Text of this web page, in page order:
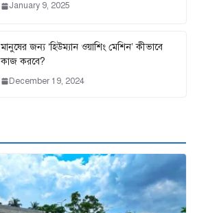
January 9, 2025
মানুষের জন্য ‘হিউম্যান ওয়াশিং মেশিন’ কীভাবে
কাজ করবে?
December 19, 2024